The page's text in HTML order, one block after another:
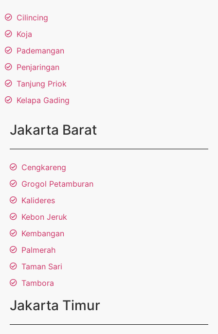
Cilincing
Koja
Pademangan
Penjaringan
Tanjung Priok
Kelapa Gading
Jakarta Barat
Cengkareng
Grogol Petamburan
Kalideres
Kebon Jeruk
Kembangan
Palmerah
Taman Sari
Tambora
Jakarta Timur